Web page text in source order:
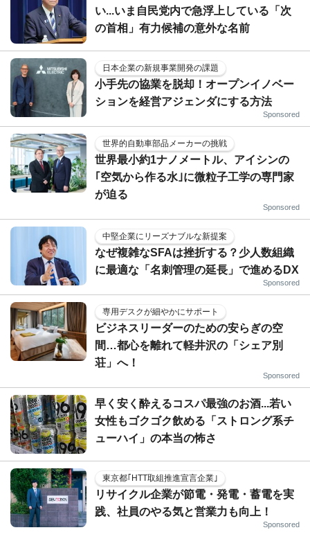
い...いま自民党内で急浮上している「次
の首相」有力候補の意外な名前
日本企業の新規事業開発の課題
小手先の協業を脱却！オープンイノベー
ションを経営アジェンダにする方法
Sponsored
世界的自動車部品メーカーの挑戦
世界最小約1ナノメートル、アイシンの
｢空気から作る水｣に微粒子工学の専門家
が迫る
Sponsored
中堅企業にリーズナブルな新提案
なぜ複雑なSFAは挫折する？少人数組織
に最適な「名刺管理の延長」で進めるDX
Sponsored
専用デスクが細やかにサポート
ビジネスリーダーのための安らぎの空
間…都心を離れて軽井沢の「シェア別
荘」へ！
Sponsored
早く安く酔えるコスパ最強のお酒...若い
女性もゴクゴク飲める「ストロング系チ
ューハイ」の本当の怖さ
東京都｢HTT取組推進宣言企業｣
リサイクル企業が節電・発電・蓄電を実
践、社員のやる気と営業力も向上！
Sponsored